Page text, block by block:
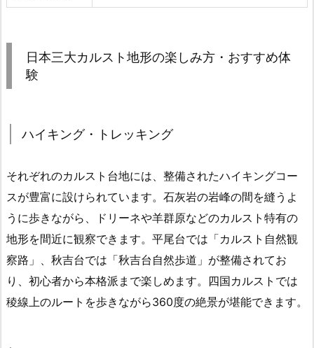
日本三大カルスト地形の楽しみ方・おすすめ体
験
ハイキング・トレッキング
それぞれのカルスト台地には、整備されたハイキングコー
スが豊富に設けられています。石灰岩の岩峰の間を縫うよ
うに歩きながら、ドリーネや羊群原などのカルスト特有の
地形を間近に観察できます。平尾台では「カルスト自然観
察路」、秋吉台では「秋吉台自然歩道」が整備されてお
り、初心者から本格派まで楽しめます。四国カルストでは
稜線上のルートを歩きながら360度の絶景が堪能できます。